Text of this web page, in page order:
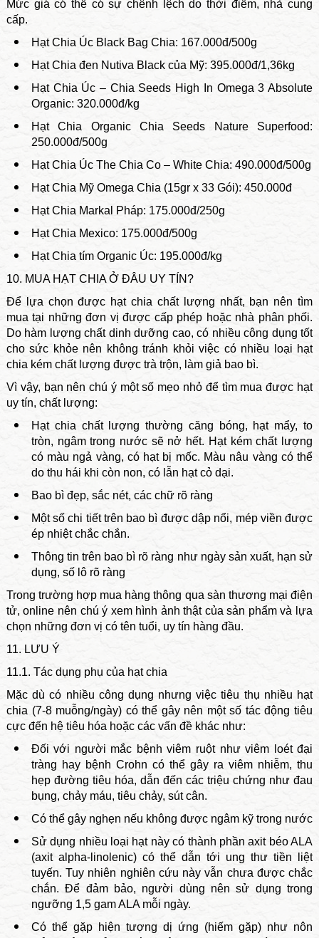
Mức giá có thể có sự chênh lệch do thời điểm, nhà cung
cấp.
Hạt Chia Úc Black Bag Chia: 167.000đ/500g
Hạt Chia đen Nutiva Black của Mỹ: 395.000đ/1,36kg
Hạt Chia Úc – Chia Seeds High In Omega 3 Absolute
Organic: 320.000đ/kg
Hạt Chia Organic Chia Seeds Nature Superfood:
250.000đ/500g
Hạt Chia Úc The Chia Co – White Chia: 490.000đ/500g
Hạt Chia Mỹ Omega Chia (15gr x 33 Gói): 450.000đ
Hạt Chia Markal Pháp: 175.000đ/250g
Hạt Chia Mexico: 175.000đ/500g
Hạt Chia tím Organic Úc: 195.000đ/kg
10. MUA HẠT CHIA Ở ĐÂU UY TÍN?
Để lựa chọn được hạt chia chất lượng nhất, bạn nên tìm
mua tại những đơn vị được cấp phép hoặc nhà phân phối.
Do hàm lượng chất dinh dưỡng cao, có nhiều công dụng tốt
cho sức khỏe nên không tránh khỏi việc có nhiều loại hạt
chia kém chất lượng được trà trộn, làm giả bao bì.
Vì vậy, bạn nên chú ý một số mẹo nhỏ để tìm mua được hạt
uy tín, chất lượng:
Hạt chia chất lượng thường căng bóng, hạt mẩy, to
tròn, ngâm trong nước sẽ nở hết. Hạt kém chất lượng
có màu ngả vàng, có hạt bị mốc. Màu nâu vàng có thể
do thu hái khi còn non, có lẫn hạt cỏ dại.
Bao bì đẹp, sắc nét, các chữ rõ ràng
Một số chi tiết trên bao bì được dập nổi, mép viền được
ép nhiệt chắc chắn.
Thông tin trên bao bì rõ ràng như ngày sản xuất, hạn sử
dụng, số lô rõ ràng
Trong trường hợp mua hàng thông qua sàn thương mại điện
tử, online nên chú ý xem hình ảnh thật của sản phẩm và lựa
chọn những đơn vị có tên tuổi, uy tín hàng đầu.
11. LƯU Ý
11.1. Tác dụng phụ của hạt chia
Mặc dù có nhiều công dụng nhưng việc tiêu thụ nhiều hạt
chia (7-8 muỗng/ngày) có thể gây nên một số tác động tiêu
cực đến hệ tiêu hóa hoặc các vấn đề khác như:
Đối với người mắc bệnh viêm ruột như viêm loét đại
tràng hay bệnh Crohn có thể gây ra viêm nhiễm, thu
hẹp đường tiêu hóa, dẫn đến các triệu chứng như đau
bụng, chảy máu, tiêu chảy, sút cân.
Có thể gây nghẹn nếu không được ngâm kỹ trong nước
Sử dụng nhiều loại hạt này có thành phần axit béo ALA
(axit alpha-linolenic) có thể dẫn tới ung thư tiền liệt
tuyến. Tuy nhiên nghiên cứu này vẫn chưa được chắc
chắn. Để đảm bảo, người dùng nên sử dụng trong
ngưỡng 1,5 gam ALA mỗi ngày.
Có thể gặp hiện tượng dị ứng (hiếm gặp) như nôn